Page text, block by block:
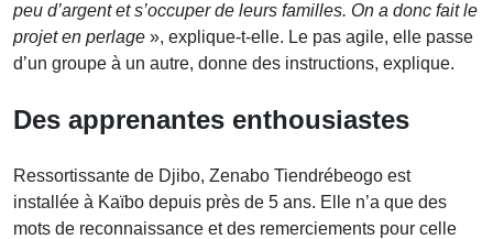
peu d’argent et s’occuper de leurs familles. On a donc fait le
projet en perlage », explique-t-elle. Le pas agile, elle passe
d’un groupe à un autre, donne des instructions, explique.
Des apprenantes enthousiastes
Ressortissante de Djibo, Zenabo Tiendrébeogo est
installée à Kaïbo depuis près de 5 ans. Elle n’a que des
mots de reconnaissance et des remerciements pour celle